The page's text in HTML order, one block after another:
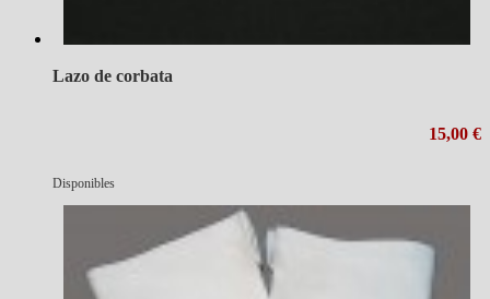
Lazo de corbata
15,00 €
Disponibles